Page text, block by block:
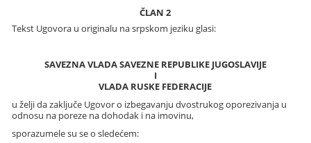
ČLAN 2
Tekst Ugovora u originalu na srpskom jeziku glasi:
SAVEZNA VLADA SAVEZNE REPUBLIKE JUGOSLAVIJE
I
VLADA RUSKE FEDERACIJE
u želji da zaključe Ugovor o izbegavanju dvostrukog oporezivanja u
odnosu na poreze na dohodak i na imovinu,
sporazumele su se o sledećem: